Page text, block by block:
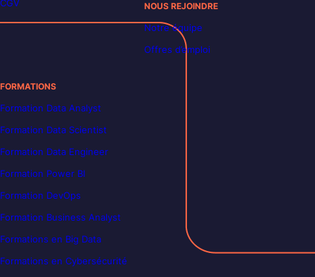
CGV
NOUS REJOINDRE
Notre équipe
Offres d’emploi
FORMATIONS
Formation Data Analyst
Formation Data Scientist
Formation Data Engineer
Formation Power BI
Formation DevOps
Formation Business Analyst
Formations en Big Data
Formations en Cybersécurité